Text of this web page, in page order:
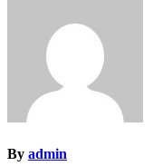
By admin